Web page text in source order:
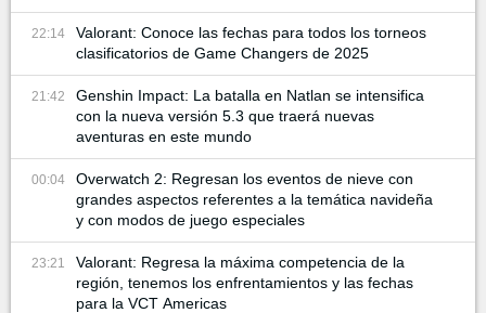
22:14
Valorant: Conoce las fechas para todos los torneos
clasificatorios de Game Changers de 2025
21:42
Genshin Impact: La batalla en Natlan se intensifica
con la nueva versión 5.3 que traerá nuevas
aventuras en este mundo
00:04
Overwatch 2: Regresan los eventos de nieve con
grandes aspectos referentes a la temática navideña
y con modos de juego especiales
23:21
Valorant: Regresa la máxima competencia de la
región, tenemos los enfrentamientos y las fechas
para la VCT Americas